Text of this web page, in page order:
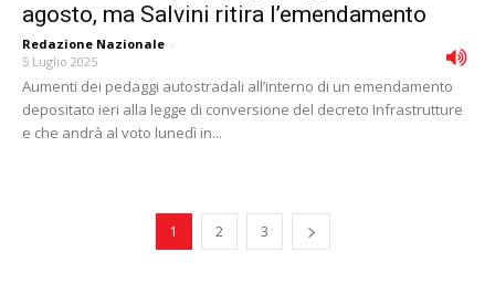
agosto, ma Salvini ritira l’emendamento
Redazione Nazionale -
5 Luglio 2025
Aumenti dei pedaggi autostradali all’interno di un emendamento
depositato ieri alla legge di conversione del decreto Infrastrutture
e che andrà al voto lunedì in...
1 2 3